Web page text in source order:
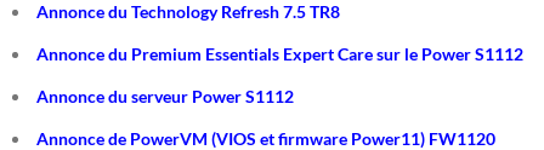
Annonce du Technology Refresh 7.5 TR8
Annonce du Premium Essentials Expert Care sur le Power S1112
Annonce du serveur Power S1112
Annonce de PowerVM (VIOS et firmware Power11) FW1120